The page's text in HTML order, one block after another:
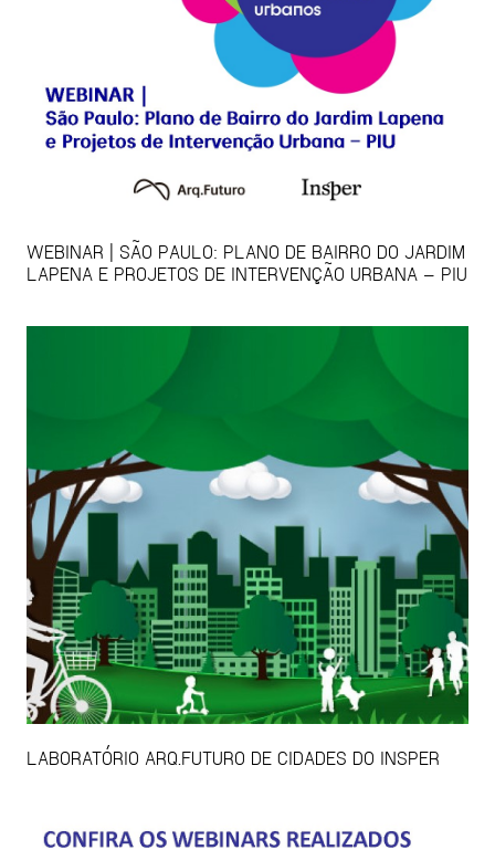
WEBINAR | SÃO PAULO: PLANO DE BAIRRO DO JARDIM
LAPENA E PROJETOS DE INTERVENÇÃO URBANA – PIU
LABORATÓRIO ARQ.FUTURO DE CIDADES DO INSPER